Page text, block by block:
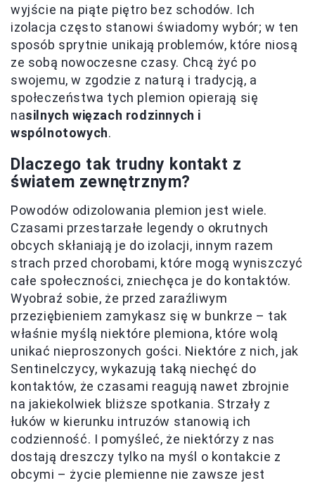
wyjście na piąte piętro bez schodów. Ich
izolacja często stanowi świadomy wybór; w ten
sposób sprytnie unikają problemów, które niosą
ze sobą nowoczesne czasy. Chcą żyć po
swojemu, w zgodzie z naturą i tradycją, a
społeczeństwa tych plemion opierają się
nasilnych więzach rodzinnych i
wspólnotowych.
Dlaczego tak trudny kontakt z
światem zewnętrznym?
Powodów odizolowania plemion jest wiele.
Czasami przestarzałe legendy o okrutnych
obcych skłaniają je do izolacji, innym razem
strach przed chorobami, które mogą wyniszczyć
całe społeczności, zniechęca je do kontaktów.
Wyobraź sobie, że przed zaraźliwym
przeziębieniem zamykasz się w bunkrze – tak
właśnie myślą niektóre plemiona, które wolą
unikać nieproszonych gości. Niektóre z nich, jak
Sentinelczycy, wykazują taką niechęć do
kontaktów, że czasami reagują nawet zbrojnie
na jakiekolwiek bliższe spotkania. Strzały z
łuków w kierunku intruzów stanowią ich
codzienność. I pomyśleć, że niektórzy z nas
dostają dreszczy tylko na myśl o kontakcie z
obcymi – życie plemienne nie zawsze jest